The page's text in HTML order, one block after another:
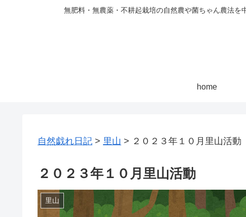
無肥料・無農薬・不耕起栽培の自然農や菌ちゃん農法を
home
自然戯れ日記 > 里山 > ２０２３年１０月里山活動
２０２３年１０月里山活動
里山